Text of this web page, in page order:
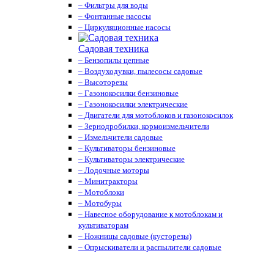
– Фильтры для воды
– Фонтанные насосы
– Циркуляционные насосы
Садовая техника
– Бензопилы цепные
– Воздуходувки, пылесосы садовые
– Высоторезы
– Газонокосилки бензиновые
– Газонокосилки электрические
– Двигатели для мотоблоков и газонокосилок
– Зернодробилки, кормоизмельчители
– Измельчители садовые
– Культиваторы бензиновые
– Культиваторы электрические
– Лодочные моторы
– Минитракторы
– Мотоблоки
– Мотобуры
– Навесное оборудование к мотоблокам и
культиваторам
– Ножницы садовые (кусторезы)
– Опрыскиватели и распылители садовые